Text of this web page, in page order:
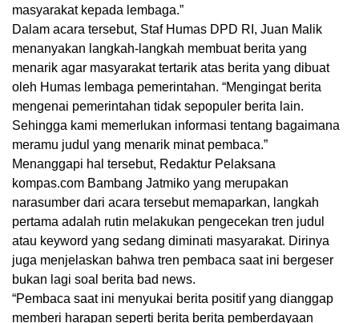
masyarakat kepada lembaga.”
Dalam acara tersebut, Staf Humas DPD RI, Juan Malik
menanyakan langkah-langkah membuat berita yang
menarik agar masyarakat tertarik atas berita yang dibuat
oleh Humas lembaga pemerintahan. “Mengingat berita
mengenai pemerintahan tidak sepopuler berita lain.
Sehingga kami memerlukan informasi tentang bagaimana
meramu judul yang menarik minat pembaca.”
Menanggapi hal tersebut, Redaktur Pelaksana
kompas.com Bambang Jatmiko yang merupakan
narasumber dari acara tersebut memaparkan, langkah
pertama adalah rutin melakukan pengecekan tren judul
atau keyword yang sedang diminati masyarakat. Dirinya
juga menjelaskan bahwa tren pembaca saat ini bergeser
bukan lagi soal berita bad news.
“Pembaca saat ini menyukai berita positif yang dianggap
memberi harapan seperti berita berita pemberdayaan